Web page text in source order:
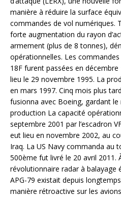
manière à réduire la surface
commandes de vol numériques.
forte augmentation du rayon
armement (plus de 8 tonnes),
opérationnelles. Les
18F furent passées en
lieu le 29 novembre 1995. La
en mars 1997. Cinq mois plus
fusionna avec Boeing, gardant
production La capacité
septembre 2001 par l’escadron
eut lieu en novembre 2002, au
Iraq. La US Navy commanda au
500ème fut livré le 20 avril 2011.
révolutionnaire radar à balayage
APG-79 existait depuis
manière rétroactive sur les